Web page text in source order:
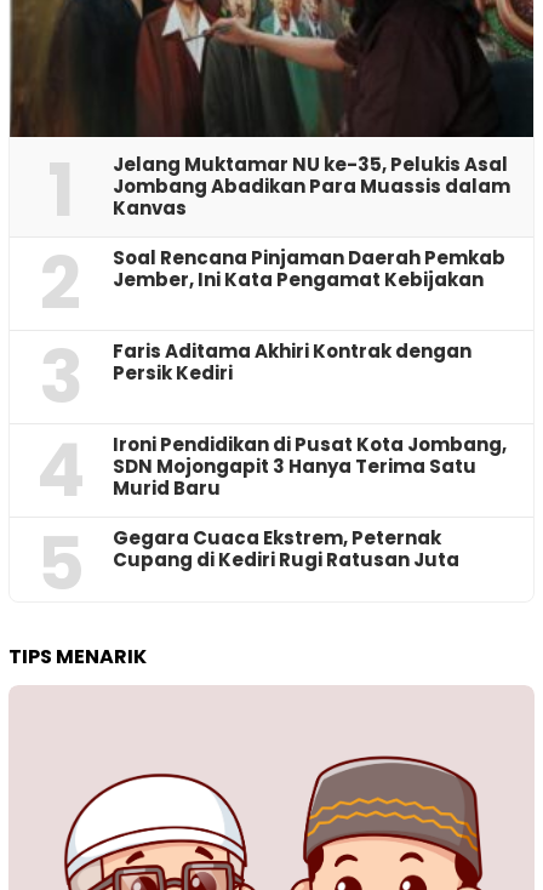
1
Jelang Muktamar NU ke-35, Pelukis Asal
Jombang Abadikan Para Muassis dalam
Kanvas
2
‎Soal Rencana Pinjaman Daerah Pemkab
Jember, Ini Kata Pengamat Kebijakan ‎
3
Faris Aditama Akhiri Kontrak dengan
Persik Kediri
4
Ironi Pendidikan di Pusat Kota Jombang,
SDN Mojongapit 3 Hanya Terima Satu
Murid Baru
5
‎Gegara Cuaca Ekstrem, Peternak
Cupang di Kediri Rugi Ratusan Juta
TIPS MENARIK